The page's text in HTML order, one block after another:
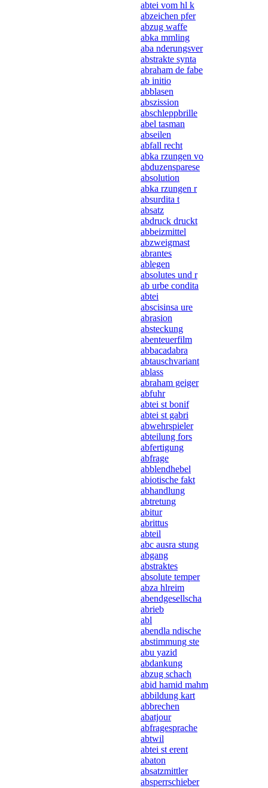
abtei vom hl k
abzeichen pfer
abzug waffe
abka mmling
aba nderungsver
abstrakte synta
abraham de fabe
ab initio
abblasen
abszission
abschleppbrille
abel tasman
abseilen
abfall recht
abka rzungen vo
abduzensparese
absolution
abka rzungen r
absurdita t
absatz
abdruck druckt
abbeizmittel
abzweigmast
abrantes
ablegen
absolutes und r
ab urbe condita
abtei
abscisinsa ure
abrasion
absteckung
abenteuerfilm
abbacadabra
abtauschvariant
ablass
abraham geiger
abfuhr
abtei st bonif
abtei st gabri
abwehrspieler
abteilung fors
abfertigung
abfrage
abblendhebel
abiotische fakt
abhandlung
abtretung
abitur
abrittus
abteil
abc ausra stung
abgang
abstraktes
absolute temper
abza hlreim
abendgesellscha
abrieb
abl
abendla ndische
abstimmung ste
abu yazid
abdankung
abzug schach
abid hamid mahm
abbildung kart
abbrechen
abatjour
abfragesprache
abtwil
abtei st erent
abaton
absatzmittler
absperrschieber